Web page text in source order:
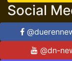
Social
@dn-